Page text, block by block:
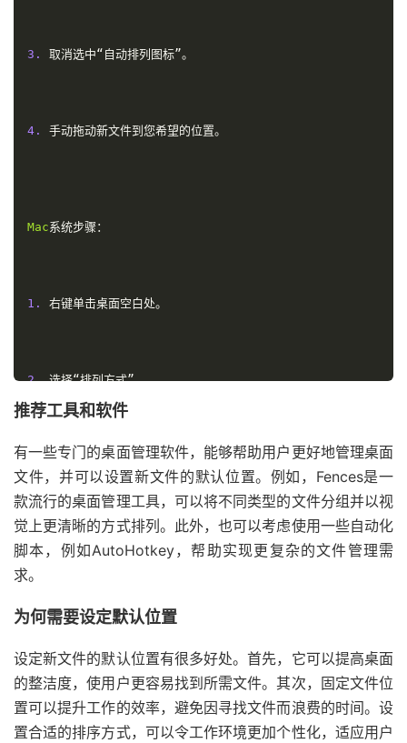
3. 取消选中“自动排列图标”。
4. 手动拖动新文件到您希望的位置。
Mac系统步骤：
1. 右键单击桌面空白处。
2. 选择“排列方式”。
3. 选择想要的排列方式，或不选择任何方式来手动排列。
推荐工具和软件
有一些专门的桌面管理软件，能够帮助用户更好地管理桌面
文件，并可以设置新文件的默认位置。例如，Fences是一
款流行的桌面管理工具，可以将不同类型的文件分组并以视
觉上更清晰的方式排列。此外，也可以考虑使用一些自动化
脚本，例如AutoHotkey，帮助实现更复杂的文件管理需
求。
为何需要设定默认位置
设定新文件的默认位置有很多好处。首先，它可以提高桌面
的整洁度，使用户更容易找到所需文件。其次，固定文件位
置可以提升工作的效率，避免因寻找文件而浪费的时间。设
置合适的排序方式，可以令工作环境更加个性化，适应用户